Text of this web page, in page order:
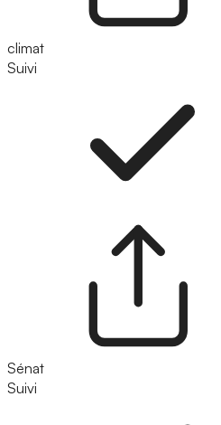
climat
Suivi
Sénat
Suivi